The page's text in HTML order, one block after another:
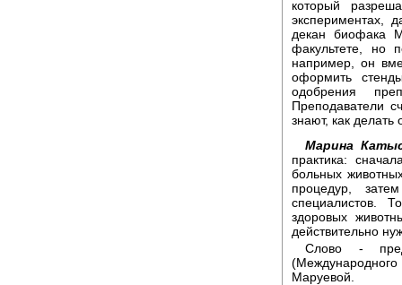
который
экспериментах,
декан биофака
факультете, но
например, он
оформить
одобрения
Преподаватели
знают, как
Марина
практика:
больных
процедур,
специалистов.
здоровых
действительно
Слово -
Маруевой.